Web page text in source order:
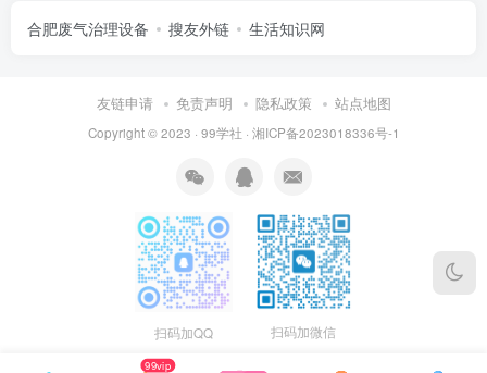
合肥废气治理设备 搜友外链 生活知识网
友链申请 免责声明 隐私政策 站点地图
Copyright © 2023 · 99学社 · 湘ICP备2023018336号-1
扫码加QQ 扫码加微信
99vip